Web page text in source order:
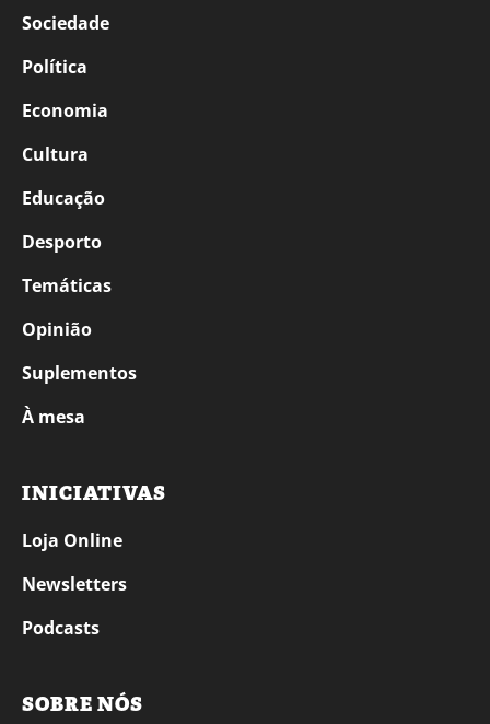
Sociedade
Política
Economia
Cultura
Educação
Desporto
Temáticas
Opinião
Suplementos
À mesa
INICIATIVAS
Loja Online
Newsletters
Podcasts
SOBRE NÓS